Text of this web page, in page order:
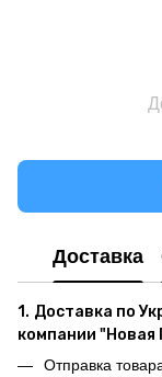
Доставка
1. Доставка по
компании "Новая
Отправка